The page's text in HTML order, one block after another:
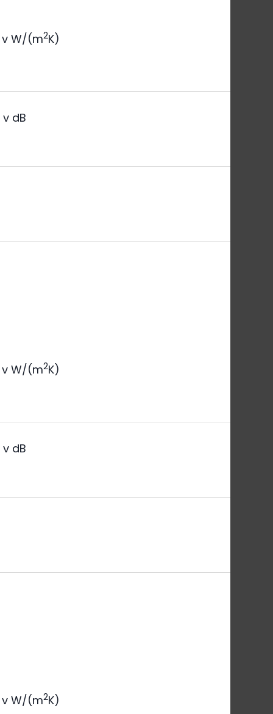
v W/(m2K)
v dB
v W/(m2K)
v dB
v W/(m2K)